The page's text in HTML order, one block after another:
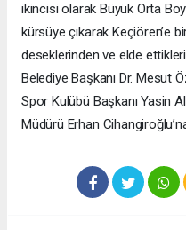
ikincisi olarak Büyük Orta
kürsüye çıkarak Keçiören’e
deseklerinden ve elde
Belediye Başkanı Dr. Mesut
Spor Kulübü Başkanı Yasin
Müdürü Erhan